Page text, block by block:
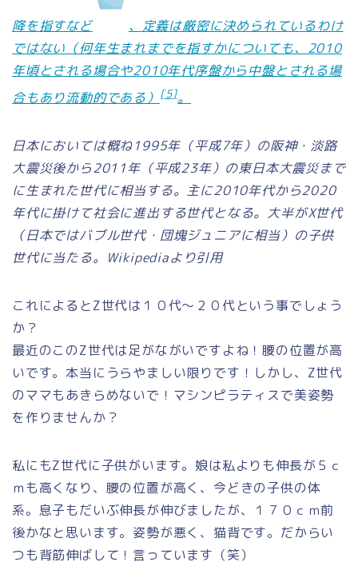
降を指すなど
、定義は厳密に決められているわけ
ではない（何年生まれまでを指すかについても、2010
年頃とされる場合や2010年代序盤から中盤とされる場
合もあり流動的である）[5]。
日本においては概ね1995年（平成7年）の阪神・淡路
大震災後から2011年（平成23年）の東日本大震災まで
に生まれた世代に相当する。主に2010年代から2020
年代に掛けて社会に進出する世代となる。大半がX世代
（日本ではバブル世代・団塊ジュニアに相当）の子供
世代に当たる。Wikipediaより引用
これによるとZ世代は１０代～２０代という事でしょう
か？
最近のこのZ世代は足がながいですよね！腰の位置が高
いです。本当にうらやましい限りです！しかし、Z世代
のママもあきらめないで！マシンピラティスで美姿勢
を作りませんか？
私にもZ世代に子供がいます。娘は私よりも伸長が５ｃ
ｍも高くなり、腰の位置が高く、今どきの子供の体
系。息子もだいぶ伸長が伸びましたが、１７０ｃｍ前
後かなと思います。姿勢が悪く、猫背です。だからい
つも背筋伸ばして！言っています（笑）